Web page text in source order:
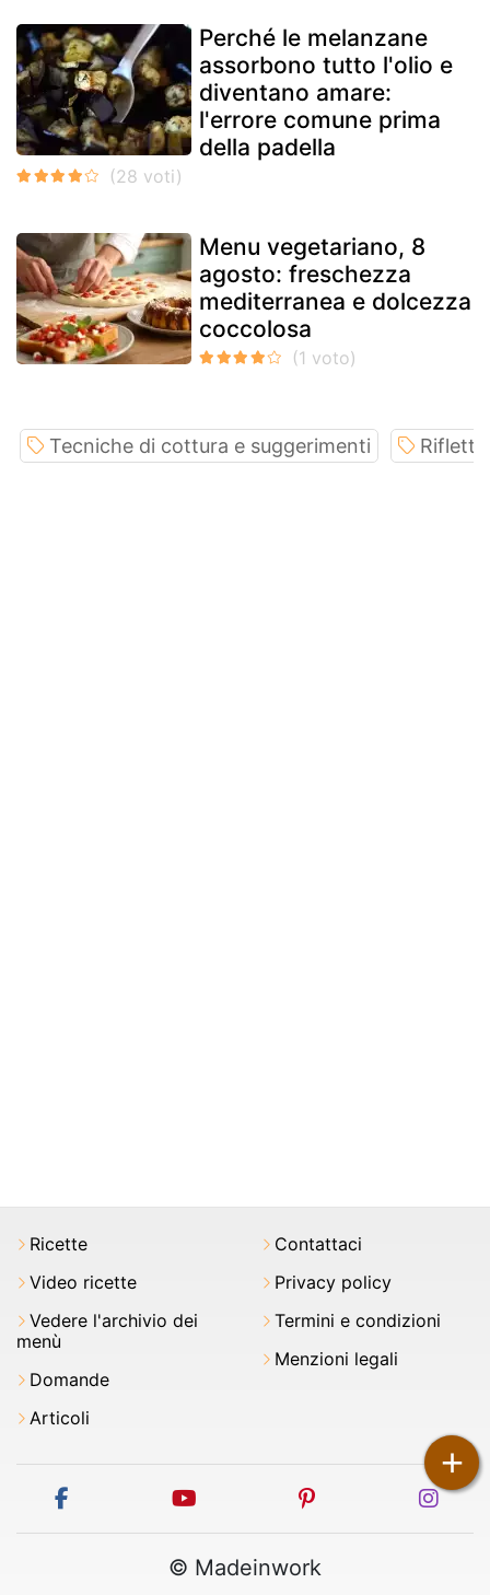
Perché le melanzane
assorbono tutto l'olio e
diventano amare:
l'errore comune prima
della padella
Menu vegetariano, 8
agosto: freschezza
mediterranea e dolcezza
coccolosa
+
Tecniche di cottura e suggerimenti
Ricette
Video ricette
Vedere l'archivio dei
menù
Domande
Articoli
Contattaci
Privacy policy
Termini e condizioni
Menzioni legali
facebook youtube pinterest
© Madeinwork